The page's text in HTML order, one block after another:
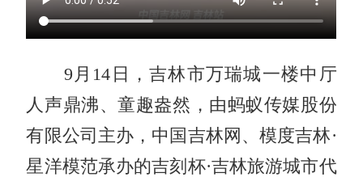
9月14日，吉林市万瑞城一楼中厅
人声鼎沸、童趣盎然，由蚂蚁传媒股份
有限公司主办，中国吉林网、模度吉林·
星洋模范承办的吉刻杯·吉林旅游城市代